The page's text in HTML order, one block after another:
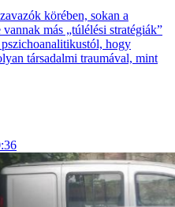
körében, sokan a
más „túlélési stratégiák”
hogy
társadalmi traumával, mint